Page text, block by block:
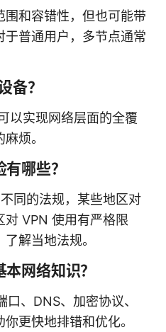
围和容错性，但也可能带
普通用户，多节点通常
备？
以实现网络层面的全覆
烦。
哪些？
同的法规，某些地区对
对 VPN 使用有严格限
解当地法规。
网络知识？
、DNS、加密协议、
更快地排错和优化。